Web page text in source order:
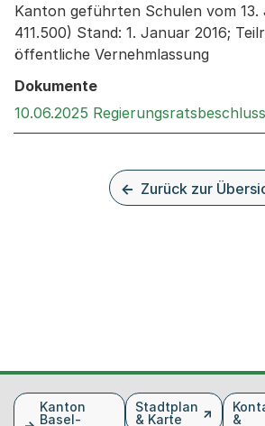
Kanton geführten Schulen vom 13.
411.500) Stand: 1. Januar 2016;
öffentliche Vernehmlassung
Dokumente
10.06.2025
Zurück zur
FusszeileKanton
Basel-
Stadtplan
& Karte
&